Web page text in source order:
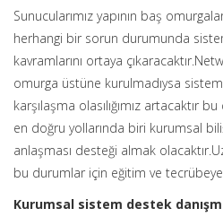
Sunucularımız yapının baş
herhangi bir sorun durumunda
kavramlarını ortaya
omurga üstüne kurulmadıysa
karşılaşma olasılığımız artacaktır
en doğru yollarında biri kurumsal
anlaşması desteği almak
bu durumlar için eğitim ve
Kurumsal sistem destek